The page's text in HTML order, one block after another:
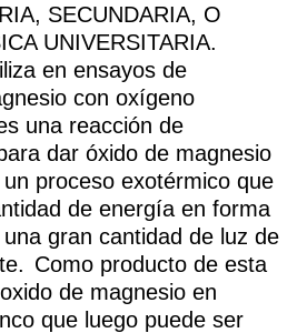
SECUNDARIA, O
UNIVERSITARIA.
en ensayos de
con oxígeno
una reacción de
dar óxido de magnesio
proceso exotérmico que
de energía en forma
gran cantidad de luz de
Como producto de esta
de magnesio en
que luego puede ser